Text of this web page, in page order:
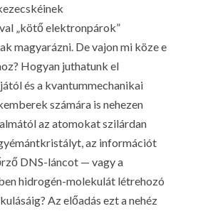
„kötő elektronpárok”
magyarázni. De vajon mi köze e
Hogyan juthatunk el
és a kvantummechanikai
számára is nehezen
az atomokat szilárdan
az információt
DNS-láncot — vagy a
hidrogén-molekulát létrehozó
Az előadás ezt a nehéz